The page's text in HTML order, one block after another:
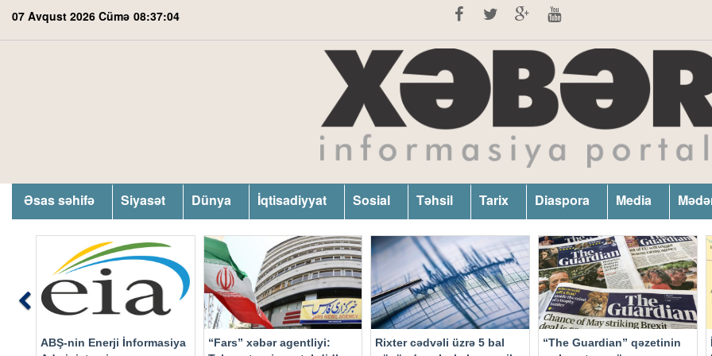
07 Avqust 2026 Cümə 08:37:05
Əsas səhifə Siyasət Dünya İqtisadiyyat Sosial Təhsil Tarix Diaspora Media
ABŞ-nin Enerji İnformasiya
“Fars” xəbər agentliyi:
Rixter cədvəli üzrə 5 bal
“The Guardian” qəzetinin
Previous